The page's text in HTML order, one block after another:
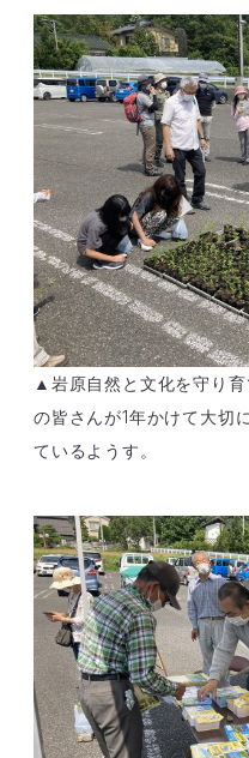
▲岩原自然と文化を守り
の皆さんが1年かけて大切
ているようす。